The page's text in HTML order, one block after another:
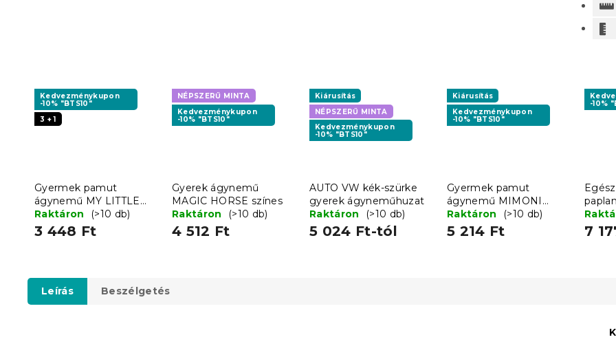
Kedvezménykupon
-10% "BTS10"
3 + 1
Gyermek pamut
ágynemű MY LITTLE
PONY STARS fehér
Raktáron (>10 db)
3 448 Ft
NÉPSZERŰ MINTA
Kedvezménykupon
-10% "BTS10"
Gyerek ágynemű
MAGIC HORSE színes
Raktáron
(>10 db)
4 512 Ft
Kiárusítás
NÉPSZERŰ MINTA
Kedvezménykupon
-10% "BTS10"
AUTO VW kék-szürke
gyerek ágyneműhuzat
Raktáron
(>10 db)
5 024 Ft-tól
Kiárusítás
Kedvezménykupon
-10% "BTS10"
Gyermek pamut
ágynemű MIMONI
SKATE CREW kék
Raktáron (>10 db)
5 214 Ft
-10%
BASIC
7
Leírás Beszélgetés